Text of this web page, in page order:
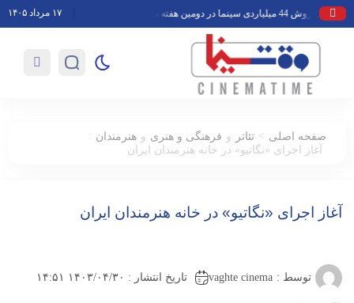
فروش 44 میلیاردی سینما در دومین هفته مرداد رمان «پدرکشی» با صدای هوتن
۱۷ مرداد ۱۴۰۵
صفحه اصلی > تئاتر و فرهنگی و هنری و هنرمندان :
آغاز اجرای «نگاتیو» در خانه هنرمندان ایران
آغاز اجرای «نگاتیو» در خانه هنرمندان ایران
توسط : vaghte cinema تاریخ انتشار : ۱۴۰۳/۰۴/۳۰ ۱۴:۵۱